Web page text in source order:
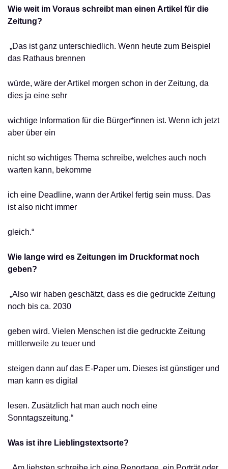
Wie weit im Voraus schreibt man einen Artikel für die
Zeitung?
„Das ist ganz unterschiedlich. Wenn heute zum Beispiel
das Rathaus brennen
würde, wäre der Artikel morgen schon in der Zeitung, da
dies ja eine sehr
wichtige Information für die Bürger*innen ist. Wenn ich jetzt
aber über ein
nicht so wichtiges Thema schreibe, welches auch noch
warten kann, bekomme
ich eine Deadline, wann der Artikel fertig sein muss. Das
ist also nicht immer
gleich.“
Wie lange wird es Zeitungen im Druckformat noch
geben?
„Also wir haben geschätzt, dass es die gedruckte Zeitung
noch bis ca. 2030
geben wird. Vielen Menschen ist die gedruckte Zeitung
mittlerweile zu teuer und
steigen dann auf das E-Paper um. Dieses ist günstiger und
man kann es digital
lesen. Zusätzlich hat man auch noch eine
Sonntagszeitung.“
Was ist ihre Lieblingstextsorte?